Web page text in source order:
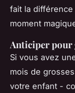
fait la différence
moment
Anticiper
Si vous avez
mois de
votre enfant -